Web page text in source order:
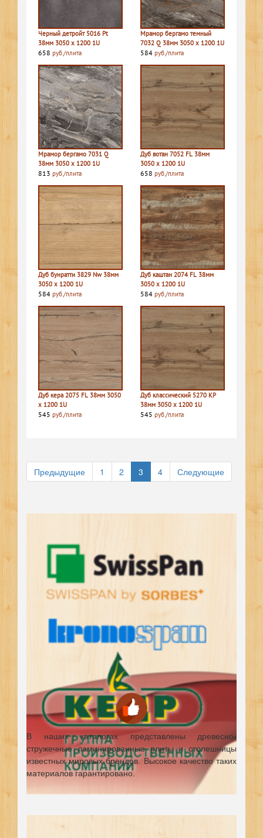
Черный детройт 5016 Pt
38мм 3050 х 1200 1U
658 руб./плита
Мрамор бергамо темный
7032 Q 38мм 3050 х 1200 1U
584 руб./плита
Мрамор бергамо 7031 Q
38мм 3050 х 1200 1U
813 руб./плита
Дуб вотан 7052 FL 38мм
3050 х 1200 1U
658 руб./плита
Дуб бунратти 3829 Nw 38мм
3050 х 1200 1U
584 руб./плита
Дуб каштан 2074 FL 38мм
3050 х 1200 1U
584 руб./плита
Дуб кера 2075 FL 38мм 3050
х 1200 1U
545 руб./плита
Дуб классический 5270 КР
38мм 3050 х 1200 1U
545 руб./плита
Предыдущие 1 2 3 4 Следующие
В наших каталогах представлены древесно-
стружечные ламинированные плиты и столешницы
известных мировых брендов. Высокое качество таких
материалов гарантировано.